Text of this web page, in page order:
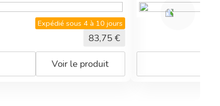
Expédié sous 4 à 10 jours
83,75€
Voir le produit